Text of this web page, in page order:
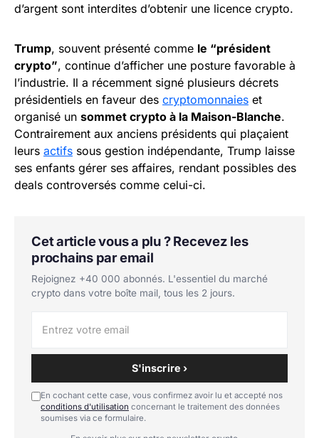
d’argent sont interdites d’obtenir une licence crypto.
Trump, souvent présenté comme le “président
crypto”, continue d’afficher une posture favorable à
l’industrie. Il a récemment signé plusieurs décrets
présidentiels en faveur des cryptomonnaies et
organisé un sommet crypto à la Maison-Blanche.
Contrairement aux anciens présidents qui plaçaient
leurs actifs sous gestion indépendante, Trump laisse
ses enfants gérer ses affaires, rendant possibles des
deals controversés comme celui-ci.
Cet article vous a plu ? Recevez les
prochains par email
Rejoignez +40 000 abonnés. L'essentiel du marché
crypto dans votre boîte mail, tous les 2 jours.
S'inscrire ›
En cochant cette case, vous confirmez avoir lu et accepté nos
conditions d'utilisation concernant le traitement des données
soumises via ce formulaire.